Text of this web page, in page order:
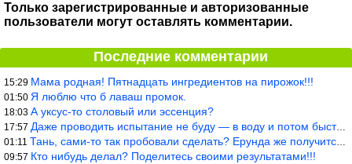
Только зарегистрированные и авторизованные
пользователи могут оставлять комментарии.
Последние комментарии
15:29 Мама родная! Пятнадцать ингредиентов на пирожок!!!
01:50 Я люблю что б лаваш промок.
18:03 А уксус-то столовый или эссенция?
17:57 Даже проводить испытание не буду — в воду и потом быстро в раска
01:11 Тань, сами-то так пробовали сделать? Ерунда же получится. Нет, с
09:57 Кто нибудь делал? Поделитесь своими результатами!!!